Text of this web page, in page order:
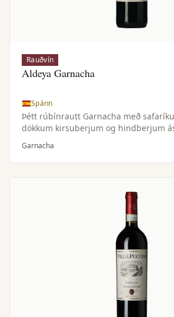
Rauðvín
Aldeya Garnacha
Spánn
Þétt rúbínrautt Garnacha með
dökkum kirsuberjum og hindberjum
vanillu. Meðalfyllt til þétt, ávaxtaríkt
Garnacha